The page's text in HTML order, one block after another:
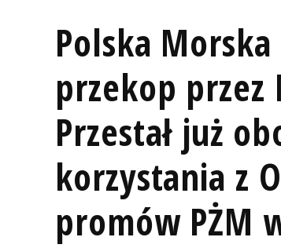
Polska
przekop przez
Przestał już
korzystania z
promów PŻM